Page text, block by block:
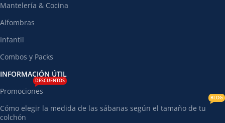
Mantelería & Cocina
Alfombras
Infantil
Combos y Packs
INFORMACIÓN ÚTIL
Promociones
DESCUENTOS
Cómo elegir la medida de las sábanas según el tamaño de tu
colchón
BLOG